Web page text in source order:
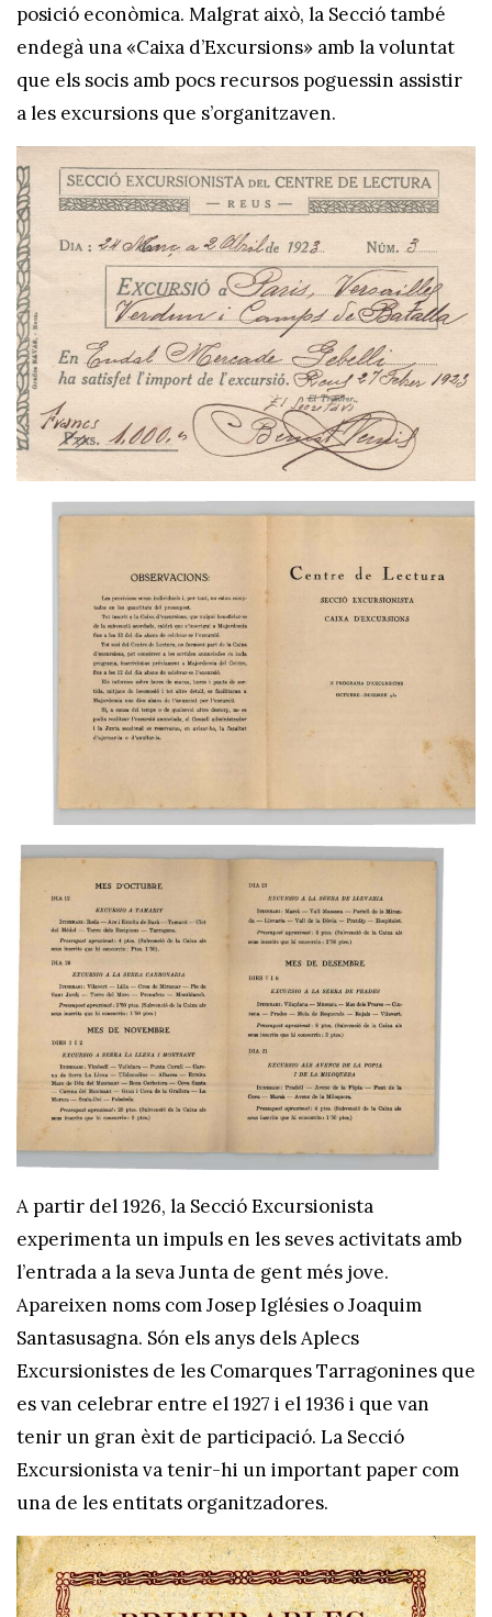
posició econòmica. Malgrat això, la Secció també
endegà una «Caixa d’Excursions» amb la voluntat
que els socis amb pocs recursos poguessin assistir
a les excursions que s’organitzaven.
A partir del 1926, la Secció Excursionista
experimenta un impuls en les seves activitats amb
l’entrada a la seva Junta de gent més jove.
Apareixen noms com Josep Iglésies o Joaquim
Santasusagna. Són els anys dels Aplecs
Excursionistes de les Comarques Tarragonines que
es van celebrar entre el 1927 i el 1936 i que van
tenir un gran èxit de participació. La Secció
Excursionista va tenir-hi un important paper com
una de les entitats organitzadores.